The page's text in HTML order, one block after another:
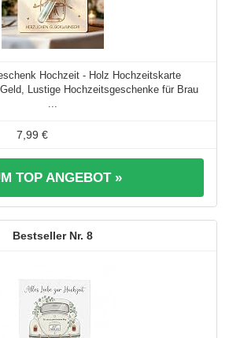
Hochzeit - Holz Hochzeitskarte
Lustige Hochzeitsgeschenke für Brau
7,99 €
TOP ANGEBOT »
8